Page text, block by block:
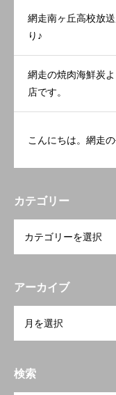
網走南ヶ丘高校放
り♪
網走の焼肉海鮮炭
店です。
こんにちは。網走
カテゴリー
アーカイブ
検索